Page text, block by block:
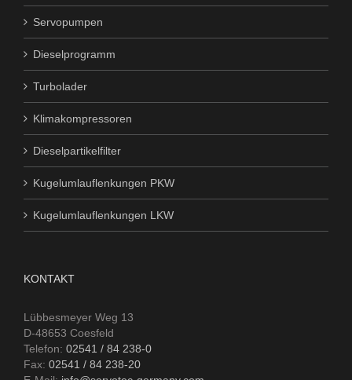
Servopumpen
Dieselprogramm
Turbolader
Klimakompressoren
Dieselpartikelfilter
Kugelumlauflenkungen PKW
Kugelumlauflenkungen LKW
KONTAKT
Lübbesmeyer Weg 13
D-48653 Coesfeld
Telefon: 02541 / 84 238-0
Fax: 02541 / 84 238-20